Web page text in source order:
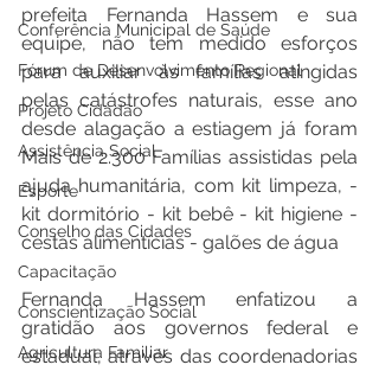
Conferência Municipal de Saúde
Fórum de Desenvolvimento Regional
Projeto Cidadão
Assistência Social
Esporte
Conselho das Cidades
Capacitação
Conscientização Social
Agricultura Familiar
prefeita Fernanda Hassem e sua
equipe, não tem medido esforços
para auxiliar às famílias atingidas
pelas catástrofes naturais, esse ano
desde alagação a estiagem já foram
Mais de 2.300 Famílias assistidas pela
ajuda humanitária, com kit limpeza, -
kit dormitório - kit bebê - kit higiene -
cestas alimentícias - galões de água
Fernanda Hassem enfatizou a
gratidão aos governos federal e
estadual, através das coordenadorias